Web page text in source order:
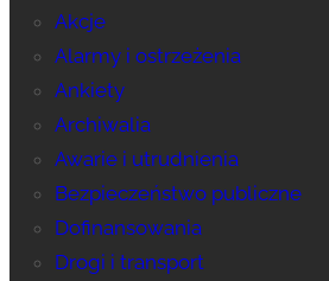
Akcje
Alarmy i ostrzeżenia
Ankiety
Archiwalia
Awarie i utrudnienia
Bezpieczeństwo publiczne
Dofinansowania
Drogi i transport